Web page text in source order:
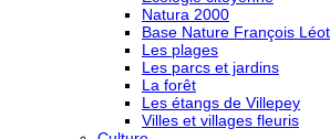
Natura 2000
Base Nature François
Les plages
Les parcs et jardins
La forêt
Les étangs de Villepey
Villes et villages fleuris